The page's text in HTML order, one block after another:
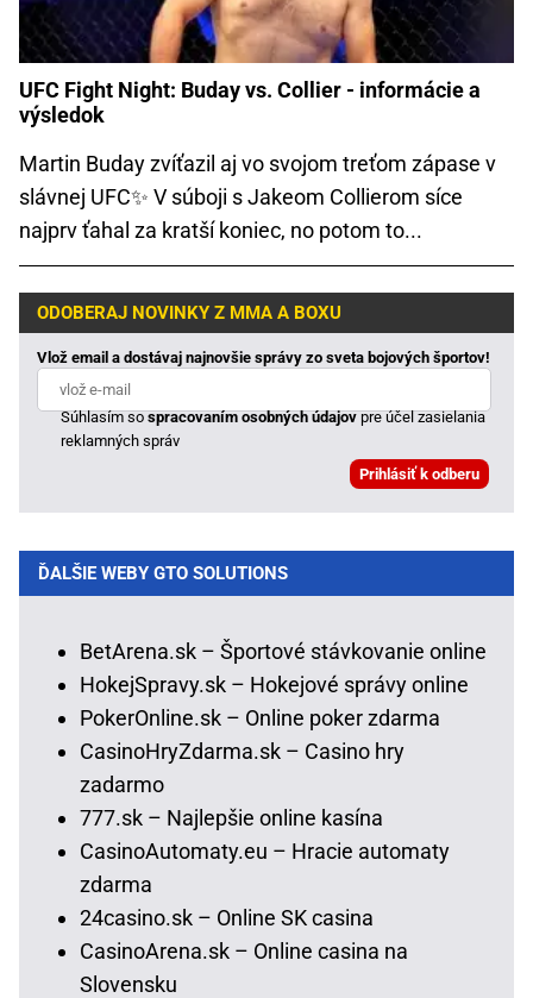
UFC Fight Night: Buday vs. Collier - informácie a
výsledok
Martin Buday zvíťazil aj vo svojom treťom zápase v
slávnej UFC✨ V súboji s Jakeom Collierom síce
najprv ťahal za kratší koniec, no potom to...
ODOBERAJ NOVINKY Z MMA A BOXU
Vlož email a dostávaj najnovšie správy zo sveta bojových športov!
Súhlasím sospracovaním osobných údajovpre účel zasielania
reklamných správ
ĎALŠIE WEBY GTO SOLUTIONS
BetArena.sk – Športové stávkovanie online
HokejSpravy.sk – Hokejové správy online
PokerOnline.sk – Online poker zdarma
CasinoHryZdarma.sk – Casino hry
zadarmo
777.sk – Najlepšie online kasína
CasinoAutomaty.eu – Hracie automaty
zdarma
24casino.sk – Online SK casina
CasinoArena.sk – Online casina na
Slovensku